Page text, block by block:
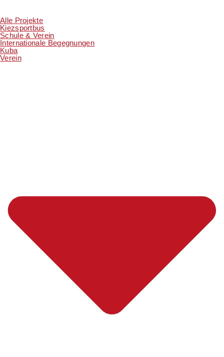
Alle Projekte
Kiezsportbus
Schule & Verein
Internationale Begegnungen
Kuba
Verein